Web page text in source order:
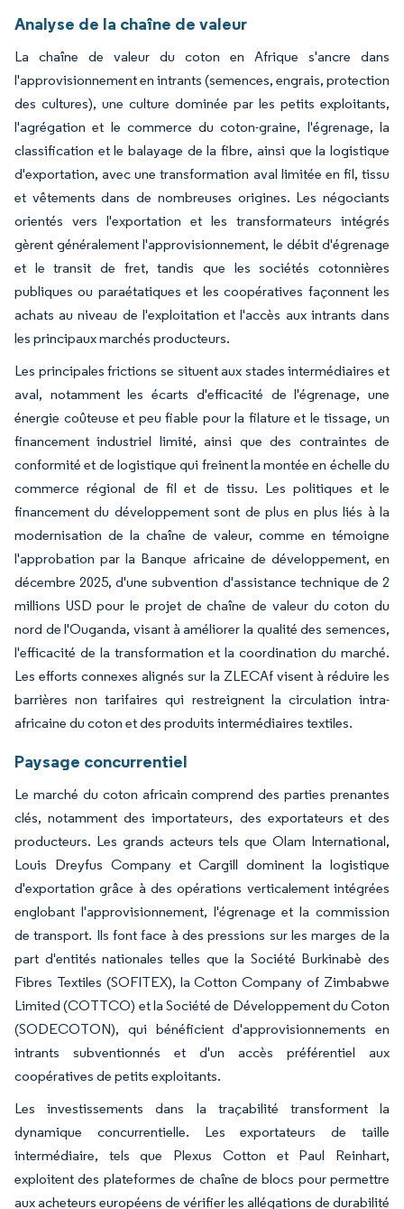
Analyse de la chaîne de valeur
La chaîne de valeur du coton en Afrique s'ancre dans
l'approvisionnement en intrants (semences, engrais, protection
des cultures), une culture dominée par les petits exploitants,
l'agrégation et le commerce du coton-graine, l'égrenage, la
classification et le balayage de la fibre, ainsi que la logistique
d'exportation, avec une transformation aval limitée en fil, tissu
et vêtements dans de nombreuses origines. Les négociants
orientés vers l'exportation et les transformateurs intégrés
gèrent généralement l'approvisionnement, le débit d'égrenage
et le transit de fret, tandis que les sociétés cotonnières
publiques ou paraétatiques et les coopératives façonnent les
achats au niveau de l'exploitation et l'accès aux intrants dans
les principaux marchés producteurs.
Les principales frictions se situent aux stades intermédiaires et
aval, notamment les écarts d'efficacité de l'égrenage, une
énergie coûteuse et peu fiable pour la filature et le tissage, un
financement industriel limité, ainsi que des contraintes de
conformité et de logistique qui freinent la montée en échelle du
commerce régional de fil et de tissu. Les politiques et le
financement du développement sont de plus en plus liés à la
modernisation de la chaîne de valeur, comme en témoigne
l'approbation par la Banque africaine de développement, en
décembre 2025, d'une subvention d'assistance technique de 2
millions USD pour le projet de chaîne de valeur du coton du
nord de l'Ouganda, visant à améliorer la qualité des semences,
l'efficacité de la transformation et la coordination du marché.
Les efforts connexes alignés sur la ZLECAf visent à réduire les
barrières non tarifaires qui restreignent la circulation intra-
africaine du coton et des produits intermédiaires textiles.
Paysage concurrentiel
Le marché du coton africain comprend des parties prenantes
clés, notamment des importateurs, des exportateurs et des
producteurs. Les grands acteurs tels que Olam International,
Louis Dreyfus Company et Cargill dominent la logistique
d'exportation grâce à des opérations verticalement intégrées
englobant l'approvisionnement, l'égrenage et la commission
de transport. Ils font face à des pressions sur les marges de la
part d'entités nationales telles que la Société Burkinabè des
Fibres Textiles (SOFITEX), la Cotton Company of Zimbabwe
Limited (COTTCO) et la Société de Développement du Coton
(SODECOTON), qui bénéficient d'approvisionnements en
intrants subventionnés et d'un accès préférentiel aux
coopératives de petits exploitants.
Les investissements dans la traçabilité transforment la
dynamique concurrentielle. Les exportateurs de taille
intermédiaire, tels que Plexus Cotton et Paul Reinhart,
exploitent des plateformes de chaîne de blocs pour permettre
aux acheteurs européens de vérifier les allégations de durabilité